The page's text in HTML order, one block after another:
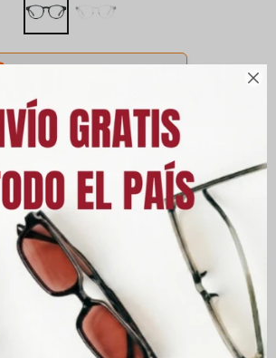


Envíos
Cambios y Devoluciones
Medios de pago
Características